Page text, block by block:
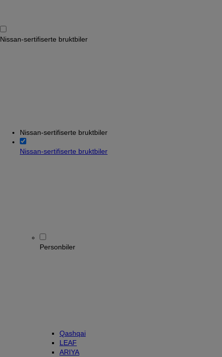
Nissan-sertifiserte bruktbiler
Nissan-sertifiserte bruktbiler
Nissan-sertifiserte bruktbiler
Personbiler
Qashqai
LEAF
ARIYA